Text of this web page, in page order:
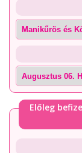
Előleg